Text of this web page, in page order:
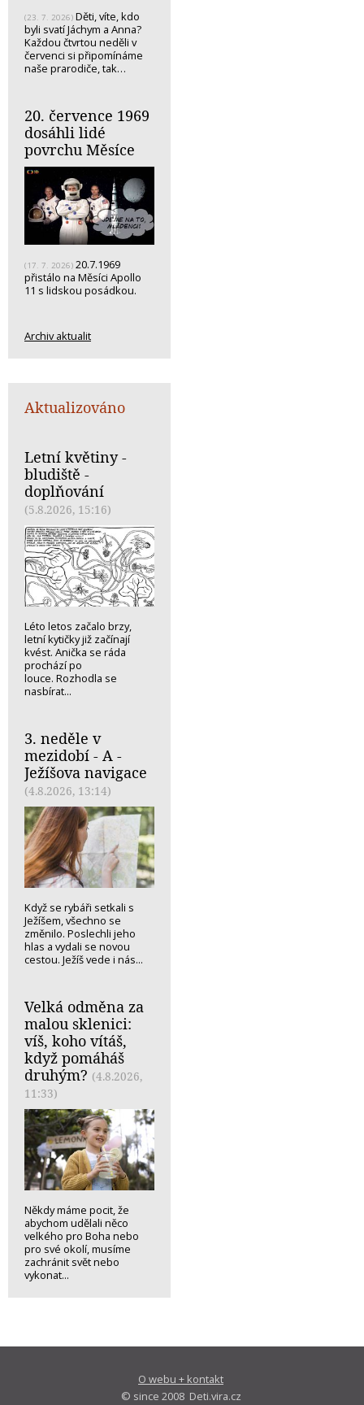
(23. 7. 2026) Děti, víte, kdo
byli svatí Jáchym a Anna?
Každou čtvrtou neděli v
červenci si připomínáme
naše prarodiče, tak…
20. července 1969
dosáhli lidé
povrchu Měsíce
(17. 7. 2026) 20.7.1969
přistálo na Měsíci Apollo
11 s lidskou posádkou.
Archiv aktualit
Aktualizováno
Letní květiny -
bludiště -
doplňování
(5.8.2026, 15:16)
Léto letos začalo brzy,
letní kytičky již začínají
kvést. Anička se ráda
prochází po
louce. Rozhodla se
nasbírat...
3. neděle v
mezidobí - A -
Ježíšova navigace
(4.8.2026, 13:14)
Když se rybáři setkali s
Ježíšem, všechno se
změnilo. Poslechli jeho
hlas a vydali se novou
cestou. Ježíš vede i nás...
Velká odměna za
malou sklenici:
víš, koho vítáš,
když pomáháš
druhým? (4.8.2026,
11:33)
Někdy máme pocit, že
abychom udělali něco
velkého pro Boha nebo
pro své okolí, musíme
zachránit svět nebo
vykonat...
O webu + kontakt
© since 2008 Deti.vira.cz